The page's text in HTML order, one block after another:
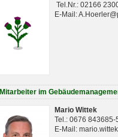
Tel.Nr.: 02166
E-Mail:
Mitarbeiter im
Mario Wittek
Tel.: 0676 843685-
E-Mail: